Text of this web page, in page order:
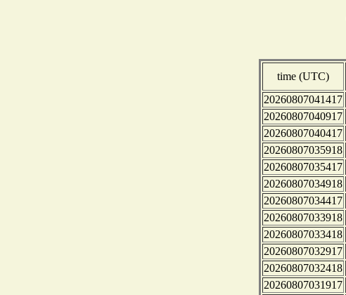
time (UTC)
20260807041417
20260807040917
20260807040417
20260807035918
20260807035417
20260807034918
20260807034417
20260807033918
20260807033418
20260807032917
20260807032418
20260807031917